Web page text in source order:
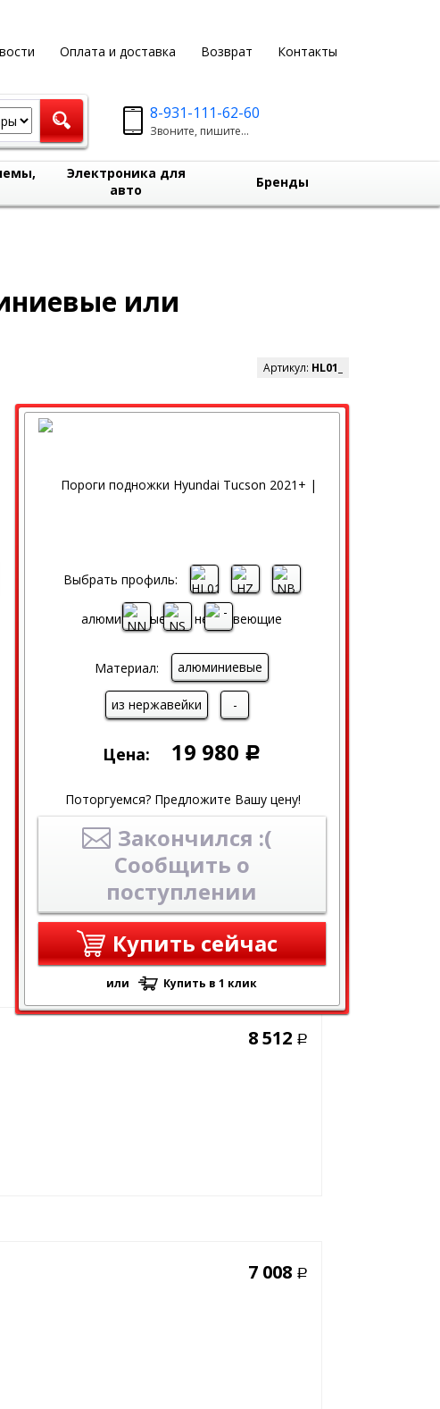
Оплата и доставка Возврат Контакты
8-931-111-62-60
Звоните, пишите...
Электроника для
авто
Бренды
или
Артикул: HL01_
Выбрать профиль:
Материал: алюминиевые
из нержавейки -
Цена: 19 980 Р
Поторгуемся? Предложите Вашу цену!
Закончился :(
Сообщить о
поступлении
Купить сейчас
или Купить в 1 клик
8 512 Р
7 008 Р